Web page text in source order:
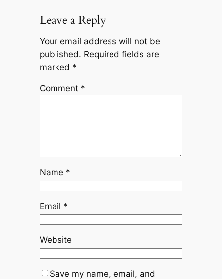
Leave a Reply
Your email address will not be
published. Required fields are
marked *
Comment *
Name *
Email *
Website
Save my name, email, and